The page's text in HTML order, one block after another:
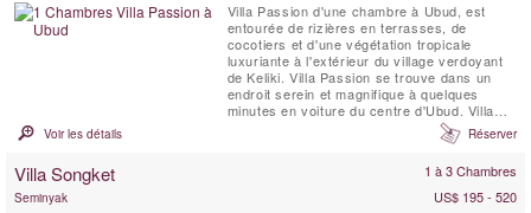
Villa Passion d'une chambre à Ubud, est
entourée de rizières en terrasses, de
cocotiers et d'une végétation tropicale
luxuriante à l'extérieur du village verdoyant
de Keliki. Villa Passion se trouve dans un
endroit serein et magnifique à quelques
minutes en voiture du centre d'Ubud. Villa
Passion est une villa romantique, luxueuse
et élégante idéale pour une lune de miel de
Voir les détails Réserver
Villa Songket 1 à 3 Chambres
Seminyak
US$ 195 - 520